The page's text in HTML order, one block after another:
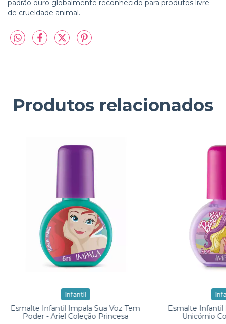
padrão ouro globalmente reconhecido para produtos livre
de crueldade animal.
Produtos relacionados
Infantil
Esmalte Infantil Impala Sua Voz Tem
Poder - Ariel Coleção Princesa
Esmalte Infantil
Unicórnio